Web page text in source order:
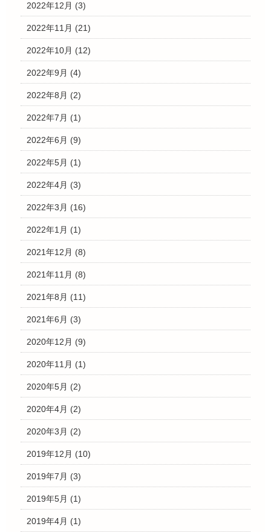
2022年12月 (3)
2022年11月 (21)
2022年10月 (12)
2022年9月 (4)
2022年8月 (2)
2022年7月 (1)
2022年6月 (9)
2022年5月 (1)
2022年4月 (3)
2022年3月 (16)
2022年1月 (1)
2021年12月 (8)
2021年11月 (8)
2021年8月 (11)
2021年6月 (3)
2020年12月 (9)
2020年11月 (1)
2020年5月 (2)
2020年4月 (2)
2020年3月 (2)
2019年12月 (10)
2019年7月 (3)
2019年5月 (1)
2019年4月 (1)